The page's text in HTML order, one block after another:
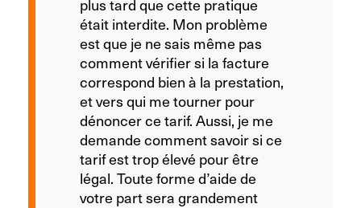
plus tard que cette pratique
était interdite. Mon problème
est que je ne sais même pas
comment vérifier si la facture
correspond bien à la prestation,
et vers qui me tourner pour
dénoncer ce tarif. Aussi, je me
demande comment savoir si ce
tarif est trop élevé pour être
légal. Toute forme d’aide de
votre part sera grandement